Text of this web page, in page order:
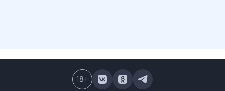
18+